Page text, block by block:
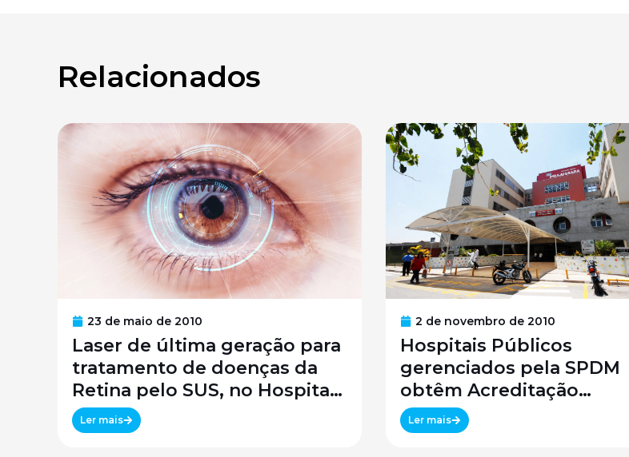
Relacionados
23 de maio de 2010
Laser de última geração para
tratamento de doenças da
Retina pelo SUS, no Hospital
São Paulo / SPDM / UNIFESP
Ler mais
2 de novembro de 2010
Hospitais Públicos
gerenciados pela SPDM
obtêm Acreditação
Canadense
Ler mais